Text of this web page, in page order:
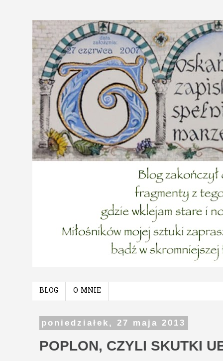
BLOG O MNIE
poniedziałek, 27 maja 2013
POPLON, CZYLI SKUTKI